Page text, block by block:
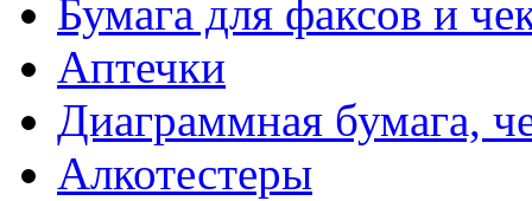
Бумага для факсов и
Аптечки
Диаграммная бумага,
Алкотестеры